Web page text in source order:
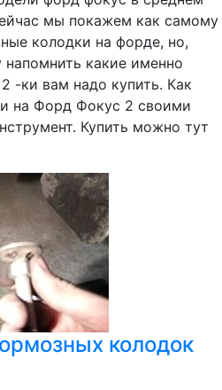
мы покажем как самому
колодки на форде, но,
какие именно
-ки вам надо купить. Как
на Форд Фокус 2 своими
Купить можно тут
колодок